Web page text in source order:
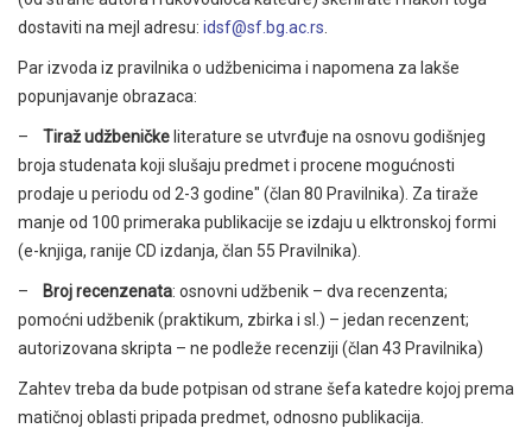
dostaviti na mejl adresu: idsf@sf.bg.ac.rs
Par izvoda iz pravilnika o udžbenicima i napomena za lakše
popunjavanje obrazaca:
– Tiraž udžbeničke literature se utvrđuje na osnovu godišnjeg
broja studenata koji slušaju predmet i procene mogućnosti
prodaje u periodu od 2-3 godine" (član 80 Pravilnika). Za tiraže
manje od 100 primeraka publikacije se izdaju u elktronskoj formi
(e-knjiga, ranije CD izdanja, član 55 Pravilnika).
– Broj recenzenata: osnovni udžbenik – dva recenzenta;
pomoćni udžbenik (praktikum, zbirka i sl.) – jedan recenzent;
autorizovana skripta – ne podleže recenziji (član 43 Pravilnika)
Zahtev treba da bude potpisan od strane šefa katedre kojoj prema
matičnoj oblasti pripada predmet, odnosno publikacija.